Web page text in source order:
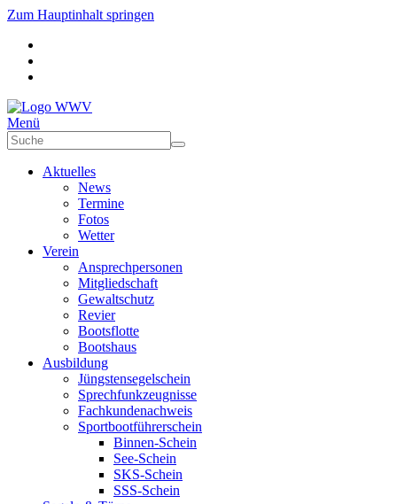
Zum Hauptinhalt springen
Menü
Aktuelles
News
Termine
Fotos
Wetter
Verein
Ansprechpersonen
Mitgliedschaft
Gewaltschutz
Revier
Bootsflotte
Bootshaus
Ausbildung
Jüngstensegelschein
Sprechfunkzeugnisse
Fachkundenachweis
Sportbootführerschein
Binnen-Schein
See-Schein
SKS-Schein
SSS-Schein